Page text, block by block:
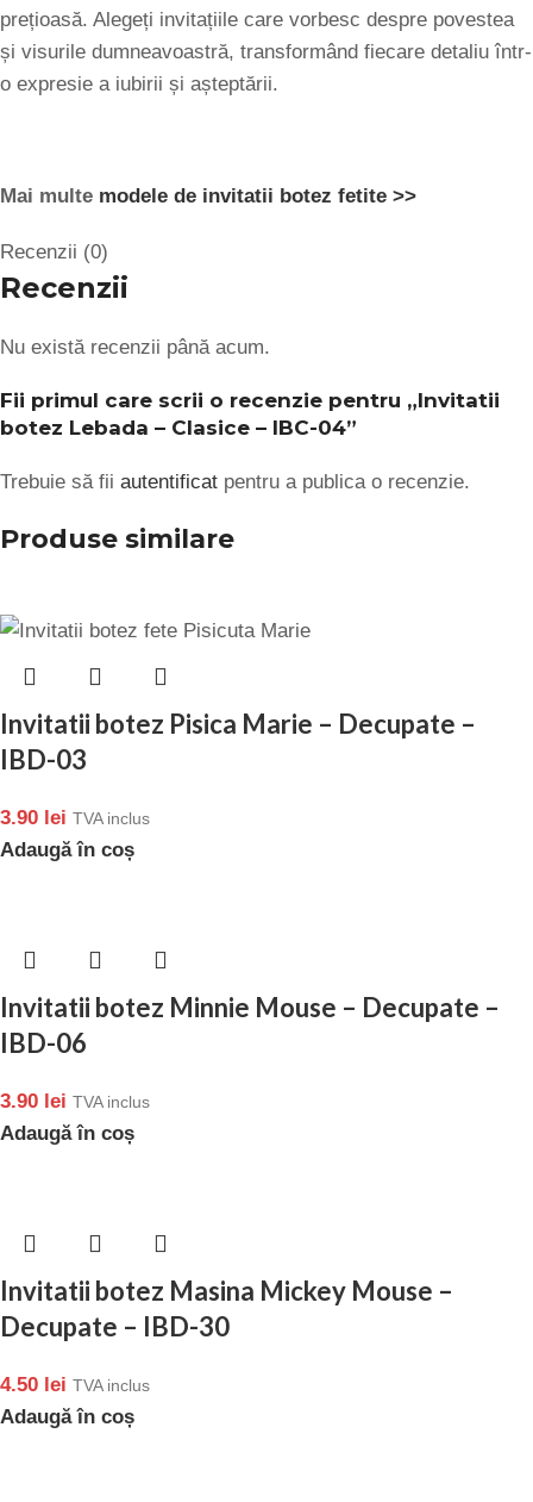
prețioasă. Alegeți invitațiile care vorbesc despre povestea
și visurile dumneavoastră, transformând fiecare detaliu într-
o expresie a iubirii și așteptării.
Mai multe modele de invitatii botez fetite >>
Recenzii (0)
Recenzii
Nu există recenzii până acum.
Fii primul care scrii o recenzie pentru „Invitatii
botez Lebada – Clasice – IBC-04”
Trebuie să fii autentificat pentru a publica o recenzie.
Produse similare
Invitatii botez Pisica Marie – Decupate –
IBD-03
3.90 lei TVA inclus
Adaugă în coș
Invitatii botez Minnie Mouse – Decupate –
IBD-06
3.90 lei TVA inclus
Adaugă în coș
Invitatii botez Masina Mickey Mouse –
Decupate – IBD-30
4.50 lei TVA inclus
Adaugă în coș